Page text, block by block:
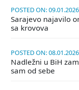
POSTED ON:
Sarajevo najavilo
sa krovova
POSTED ON:
Nadležni u BiH
sam od sebe